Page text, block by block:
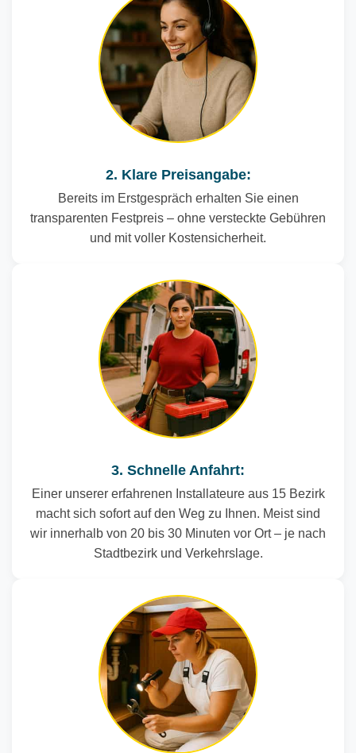
2. Klare Preisangabe:
Bereits im Erstgespräch erhalten Sie einen
transparenten Festpreis – ohne versteckte Gebühren
und mit voller Kostensicherheit.
3. Schnelle Anfahrt:
Einer unserer erfahrenen Installateure aus 15 Bezirk
macht sich sofort auf den Weg zu Ihnen. Meist sind
wir innerhalb von 20 bis 30 Minuten vor Ort – je nach
Stadtbezirk und Verkehrslage.